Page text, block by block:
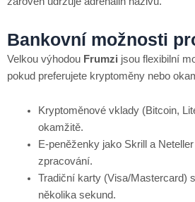
Bankovní možnosti
Velkou výhodou Frumzi jsou flexibilní
pokud preferujete kryptoměny nebo
Kryptoměnové vklady (Bitcoin,
okamžitě.
E‑peněženky jako Skrill a
zpracování.
Tradiční karty (Visa/Mastercard)
několika sekund.